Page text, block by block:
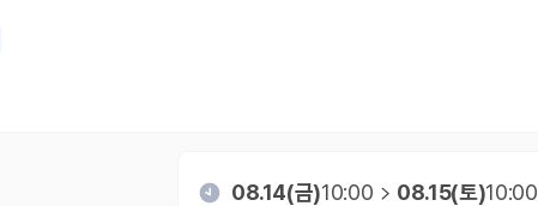
08.14(금)10:00 08.15(토)10:00